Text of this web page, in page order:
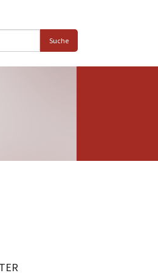
Suche